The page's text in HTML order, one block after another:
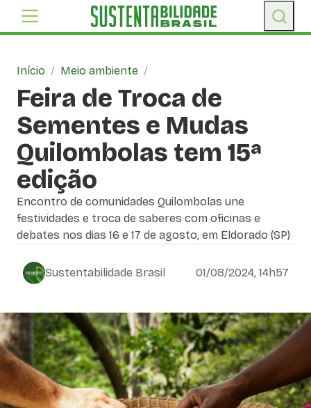
Início / Meio ambiente /
Feira de Troca de
Sementes e Mudas
Quilombolas tem 15ª
edição
Encontro de comunidades Quilombolas une
festividades e troca de saberes com oficinas e
debates nos dias 16 e 17 de agosto, em Eldorado (SP)
Sustentabilidade Brasil 01/08/2024, 14h57